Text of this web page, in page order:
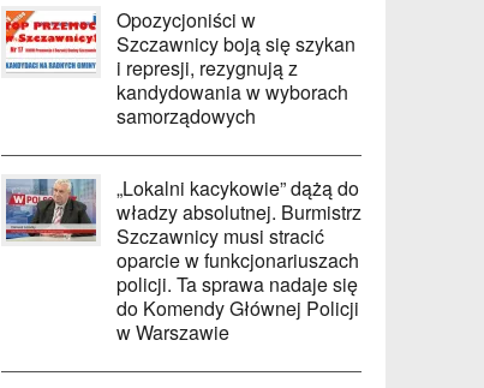
Opozycjoniści w
Szczawnicy boją się szykan
i represji, rezygnują z
kandydowania w wyborach
samorządowych
„Lokalni kacykowie” dążą do
władzy absolutnej. Burmistrz
Szczawnicy musi stracić
oparcie w funkcjonariuszach
policji. Ta sprawa nadaje się
do Komendy Głównej Policji
w Warszawie